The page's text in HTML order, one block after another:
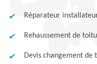
Réparateur
Rehaussement de
Devis changement de